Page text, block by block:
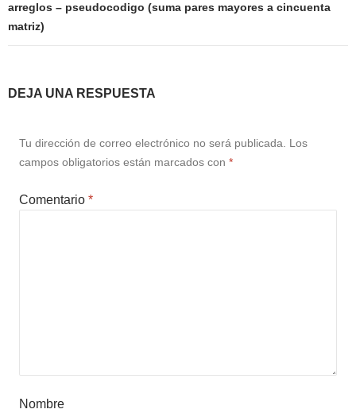
arreglos – pseudocodigo (suma pares mayores a cincuenta
matriz)
DEJA UNA RESPUESTA
Tu dirección de correo electrónico no será publicada.
Los
campos obligatorios están marcados con *
Comentario *
Nombre